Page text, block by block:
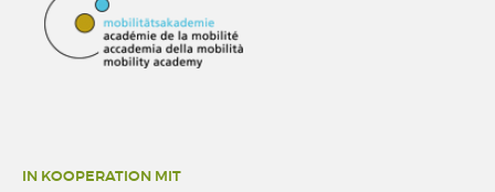
IN KOOPERATION MIT